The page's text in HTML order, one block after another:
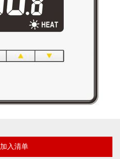
加入清单